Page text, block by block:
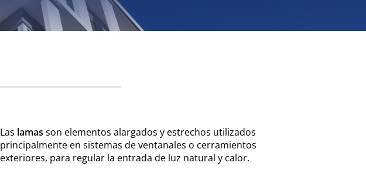
Las lamas son elementos alargados y estrechos utilizados
principalmente en sistemas de ventanales o cerramientos
exteriores, para regular la entrada de luz natural y calor.